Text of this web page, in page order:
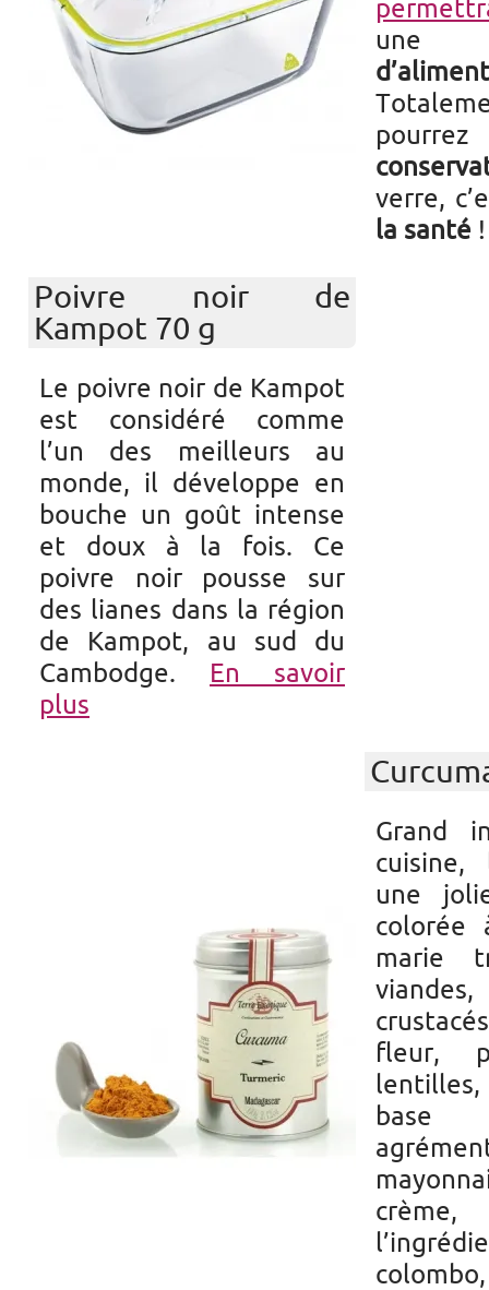
une
verre,
la santé
Poivre noir de
Kampot 70 g
Le poivre noir de Kampot
est considéré comme
l’un des meilleurs au
monde, il développe en
bouche un goût intense
et doux à la fois. Ce
poivre noir pousse sur
des lianes dans la région
de Kampot, au sud du
Cambodge.
En savoir
plus
Grand
cuisine,
une
colorée
marie
fleur,
base